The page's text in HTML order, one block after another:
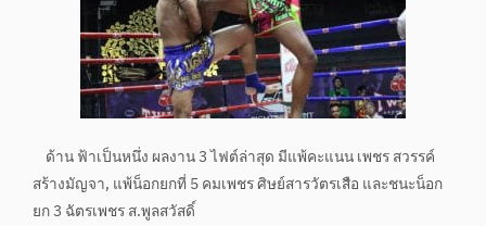
ด้าน ฟ้าเป็นหนึ่ง ผลงาน 3 ไฟต์ล่าสุด มีแพ้คะแนน เพชร สวรรค์
สร้างมัญจา, แพ้น็อกยกที่ 5 คมเพชร ศิษย์สารวัตรเสือ และชนะน็อก
ยก 3 ฉัตรเพชร ส.พูลสวัสดิ์